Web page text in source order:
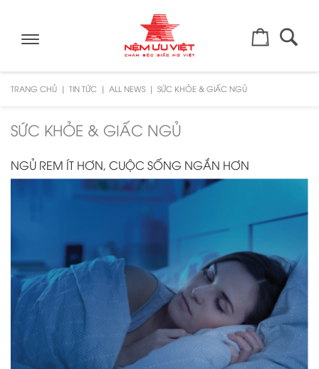
Toggle
TRANG CHỦ TIN TỨC ALL NEWS SỨC KHỎE & GIẤC NGỦ
SỨC KHỎE & GIẤC NGỦ
NGỦ REM ÍT HƠN, CUỘC SỐNG NGẮN HƠN